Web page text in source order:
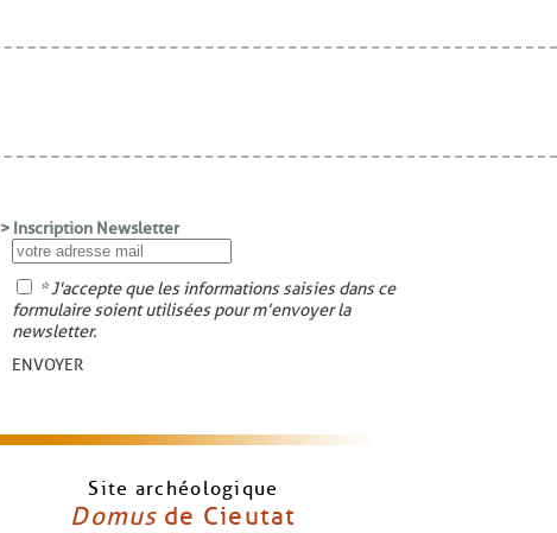
> Inscription Newsletter
* J'accepte que les informations saisies dans ce
formulaire soient utilisées pour m’envoyer la
newsletter.
ENVOYER
Site archéologique
Domusde Cieutat